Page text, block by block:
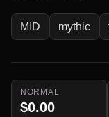
MID mythic
NORMAL
$0.00